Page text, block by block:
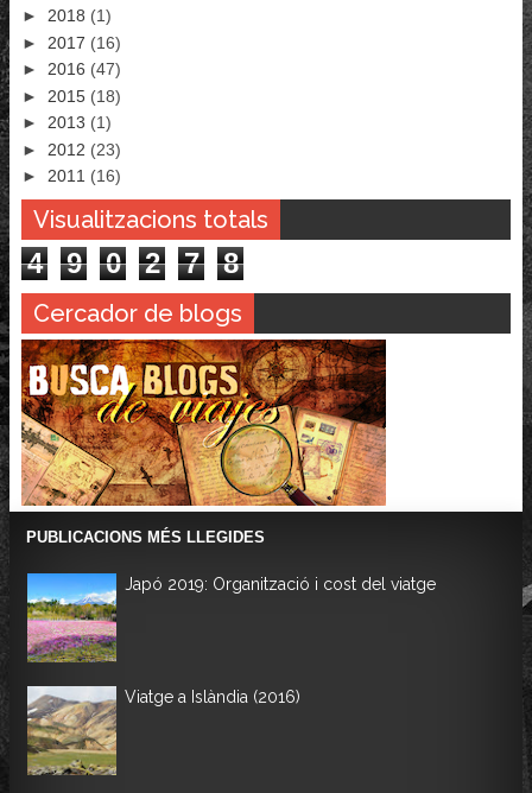
► 2018 (1)
► 2017 (16)
► 2016 (47)
► 2015 (18)
► 2013 (1)
► 2012 (23)
► 2011 (16)
Visualitzacions totals
4 9 0 2 7 8
Cercador de blogs
PUBLICACIONS MÉS LLEGIDES
Japó 2019: Organització i cost del viatge
Viatge a Islàndia (2016)